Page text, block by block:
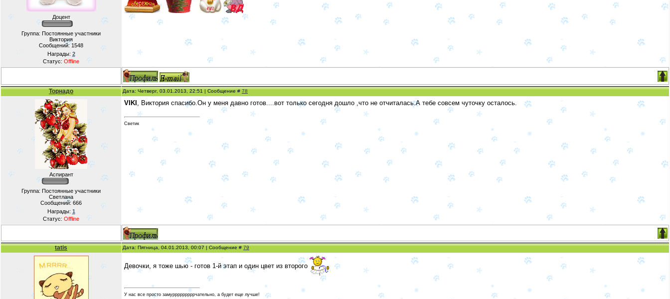
Доцент
Группа: Постоянные участники
Виктория
Сообщений:1548
Награды: 2
Статус: Offline
Торнадо Дата: Четверг, 03.01.2013, 22:51 | Сообщение #78
Аспирант
Группа: Постоянные участники
Светлана
Сообщений: 666
Награды: 1
Статус: Offline
VIKI , Виктория спасибо.Он у меня давно готов....вот только сегодня дошло ,что не отчиталась.А тебе совсем чуточку осталось.
Светик
tatis Дата: Пятница, 04.01.2013, 00:07 | Сообщение #79
Девочки, я тоже шью - готов 1-й этап и один цвет из второго
У нас все просто замурррррррррчательно, а будет еще лучше!